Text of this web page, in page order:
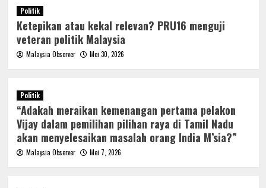
Politik
Ketepikan atau kekal relevan? PRU16 menguji
veteran politik Malaysia
Malaysia Observer Mei 30, 2026
Politik
“Adakah meraikan kemenangan pertama pelakon
Vijay dalam pemilihan pilihan raya di Tamil Nadu
akan menyelesaikan masalah orang India M’sia?”
Malaysia Observer Mei 7, 2026